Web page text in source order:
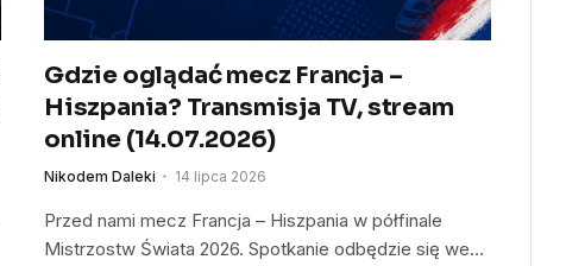
Gdzie oglądać mecz Francja –
Hiszpania? Transmisja TV, stream
online (14.07.2026)
Nikodem Daleki 14 lipca 2026
Przed nami mecz Francja – Hiszpania w półfinale
Mistrzostw Świata 2026. Spotkanie odbędzie się we…